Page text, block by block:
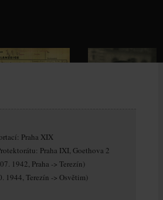
Praha XIX
Praha IXI, Goethova 2
1942, Praha -> Terezín)
1944, Terezín -> Osvětim)